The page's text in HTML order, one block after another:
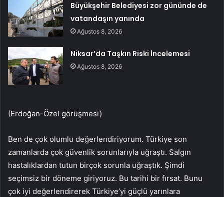
Büyükşehir Belediyesi zor gününde de
vatandaşın yanında
Ağustos 8, 2026
Niksar’da Taşkın Riski İncelemesi
Ağustos 8, 2026
(Erdoğan-Özel görüşmesi)
Ben de çok olumlu değerlendiriyorum. Türkiye son
zamanlarda çok güvenlik sorunlarıyla uğraştı. Salgın
hastalıklardan tutun birçok sorunla uğraştık. Şimdi
seçimsiz bir döneme giriyoruz. Bu tarihi bir fırsat. Bunu
çok iyi değerlendirerek Türkiye’yi güçlü yarınlara